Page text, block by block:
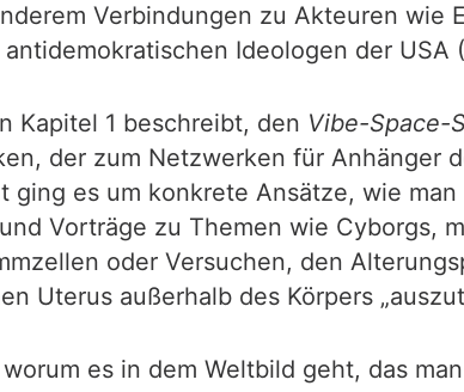
Verbindungen zu Akteuren wie
Ideologen der USA
Kapitel 1 beschreibt, den Vibe-Space-
der zum Netzwerken für Anhänger
es um konkrete Ansätze, wie
Vorträge zu Themen wie Cyborgs,
oder Versuchen, den
Uterus außerhalb des Körpers
es in dem Weltbild geht, das